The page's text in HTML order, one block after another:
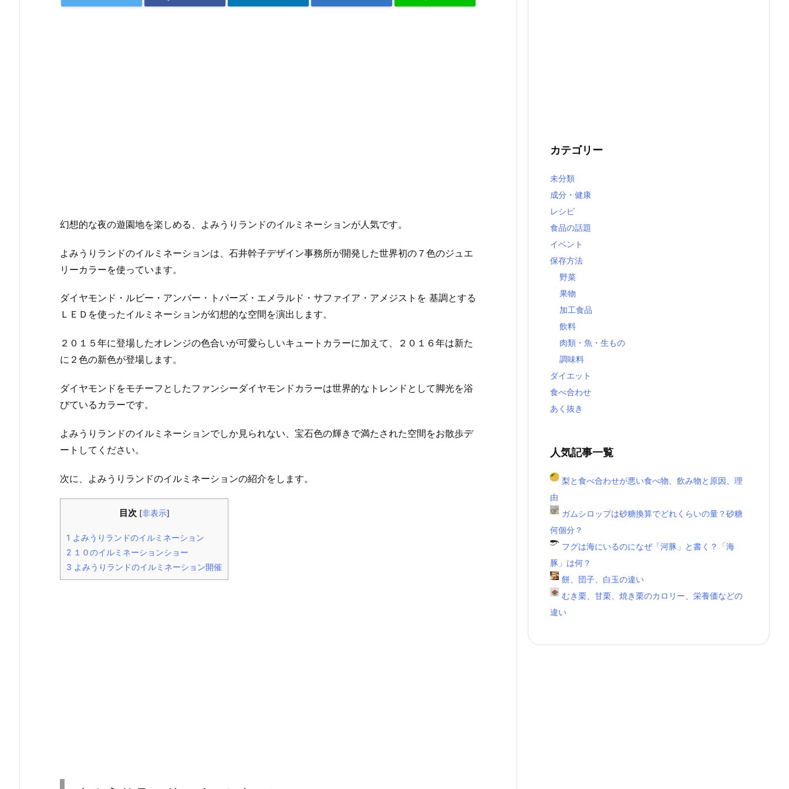
幻想的な夜の遊園地を楽しめる、よみうりランドのイルミネーションが人気です。
よみうりランドのイルミネーションは、石井幹子デザイン事務所が開発した世界初の７色のジュエ
リーカラーを使っています。
ダイヤモンド・ルビー・アンバー・トパーズ・エメラルド・サファイア・アメジストを 基調とする
ＬＥＤを使ったイルミネーションが幻想的な空間を演出します。
２０１５年に登場したオレンジの色合いが可愛らしいキュートカラーに加えて、２０１６年は新た
に２色の新色が登場します。
ダイヤモンドをモチーフとしたファンシーダイヤモンドカラーは世界的なトレンドとして脚光を浴
びているカラーです。
よみうりランドのイルミネーションでしか見られない、宝石色の輝きで満たされた空間をお散歩デ
ートしてください。
次に、よみうりランドのイルミネーションの紹介をします。
目次 [非表示]
1 よみうりランドのイルミネーション
2 １０のイルミネーションショー
3 よみうりランドのイルミネーション開催
カテゴリー
未分類
成分・健康
レシピ
食品の話題
イベント
保存方法
野菜
果物
加工食品
飲料
肉類・魚・生もの
調味料
ダイエット
食べ合わせ
あく抜き
人気記事一覧
梨と食べ合わせが悪い食べ物、飲み物と原因、理
由
ガムシロップは砂糖換算でどれくらいの量？砂糖
何個分？
フグは海にいるのになぜ「河豚」と書く？「海
豚」は何？
餅、団子、白玉の違い
むき栗、甘栗、焼き栗のカロリー、栄養価などの
違い